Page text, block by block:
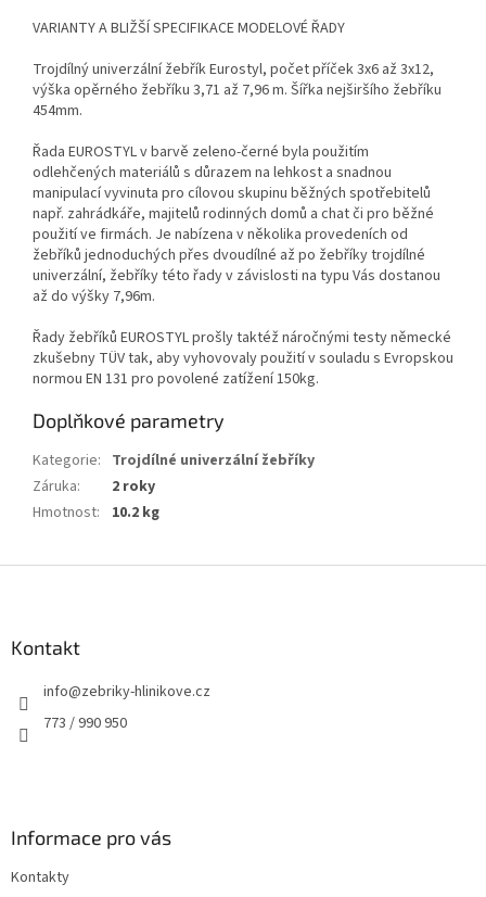
VARIANTY A BLIŽŠÍ SPECIFIKACE MODELOVÉ ŘADY
Trojdílný univerzální žebřík Eurostyl, počet příček 3x6 až 3x12,
výška opěrného žebříku 3,71 až 7,96 m. Šířka nejširšího žebříku
454mm.
Řada EUROSTYL v barvě zeleno-černé byla použitím
odlehčených materiálů s důrazem na lehkost a snadnou
manipulací vyvinuta pro cílovou skupinu běžných spotřebitelů
např. zahrádkáře, majitelů rodinných domů a chat či pro běžné
použití ve firmách. Je nabízena v několika provedeních od
žebříků jednoduchých přes dvoudílné až po žebříky trojdílné
univerzální, žebříky této řady v závislosti na typu Vás dostanou
až do výšky 7,96m.
Řady žebříků EUROSTYL prošly taktéž náročnými testy německé
zkušebny TÜV tak, aby vyhovovaly použití v souladu s Evropskou
normou EN 131 pro povolené zatížení 150kg.
Doplňkové parametry
Kategorie: Trojdílné univerzální žebříky
Záruka:
2 roky
Hmotnost: 10.2 kg
Kontakt
info@zebriky-hlinikove.cz
773 / 990 950
Informace pro vás
Kontakty